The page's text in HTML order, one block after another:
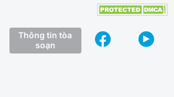
Thông tin tòa
soạn